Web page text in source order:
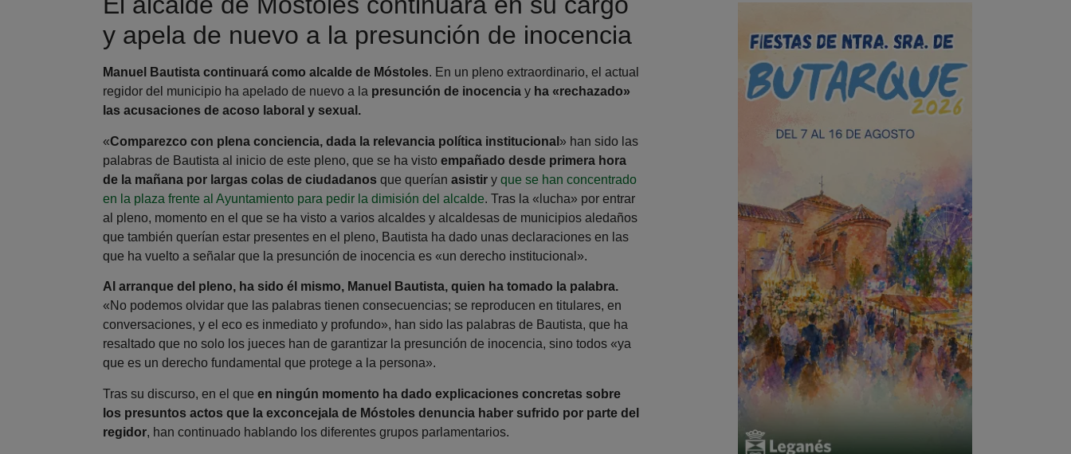
y apela de nuevo a la presunción de inocencia
Manuel Bautista continuará como alcalde de Móstoles. En un pleno extraordinario, el actual
regidor del municipio ha apelado de nuevo a la presunción de inocencia y ha «rechazado»
las acusaciones de acoso laboral y sexual.
«Comparezco con plena conciencia, dada la relevancia política institucional » han sido las
palabras de Bautista al inicio de este pleno, que se ha vistoempañado desde primera hora
de la mañana por largas colas de ciudadanos que queríanasistiryque se han concentrado
en la plaza frente al Ayuntamiento para pedir la dimisión del alcalde. Tras la «lucha» por entrar
al pleno, momento en el que se ha visto a varios alcaldes y alcaldesas de municipios aledaños
que también querían estar presentes en el pleno, Bautista ha dado unas declaraciones en las
que ha vuelto a señalar que la presunción de inocencia es «un derecho institucional».
Al arranque del pleno, ha sido él mismo, Manuel Bautista, quien ha tomado la palabra.
«No podemos olvidar que las palabras tienen consecuencias; se reproducen en titulares, en
conversaciones, y el eco es inmediato y profundo», han sido las palabras de Bautista, que ha
resaltado que no solo los jueces han de garantizar la presunción de inocencia, sino todos «ya
que es un derecho fundamental que protege a la persona».
Tras su discurso, en el queen ningún momento ha dado explicaciones concretas sobre
los presuntos actos que la exconcejala de Móstoles denuncia haber sufrido por parte del
regidor, han continuado hablando los diferentes grupos parlamentarios.